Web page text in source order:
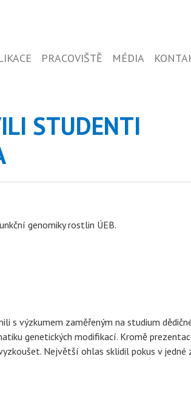
PRACOVIŠTĚ MÉDIA
STUDENTI
genomiky rostlin ÚEB.
s výzkumem zaměřeným na studium
genetických modifikací. Kromě
Největší ohlas sklidil pokus v jedné